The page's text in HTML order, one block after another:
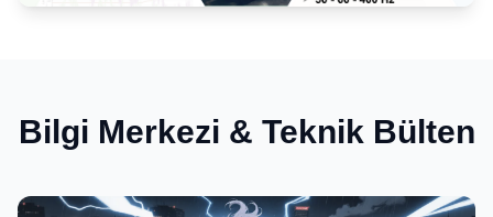
Bilgi Merkezi & Teknik Bülten